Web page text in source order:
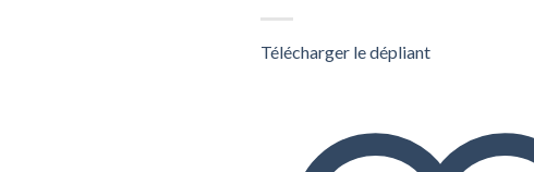
Télécharger le dépliant